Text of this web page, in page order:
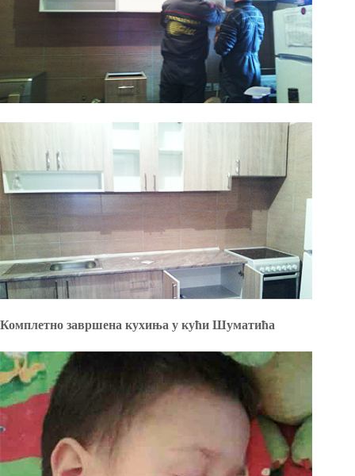
Комплетно завршена кухиња у кући Шуматића